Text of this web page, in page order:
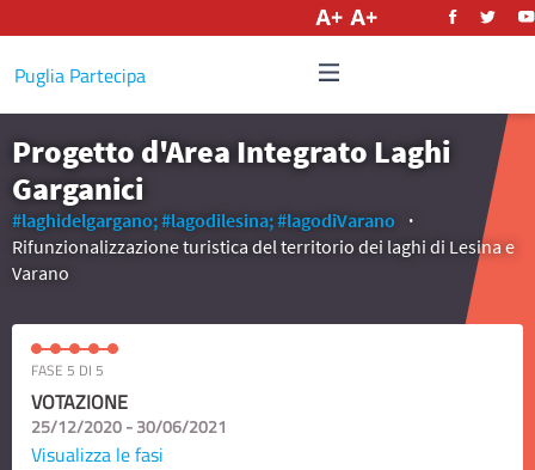
Puglia Partecipa
Progetto d'Area Integrato Laghi
Garganici
#laghidelgargano;#lagodilesina;#lagodiVarano
Rifunzionalizzazione turistica del territorio dei laghi di Lesina e
Varano
FASE 5 DI 5
VOTAZIONE
25/12/2020 - 30/06/2021
Visualizza le fasi